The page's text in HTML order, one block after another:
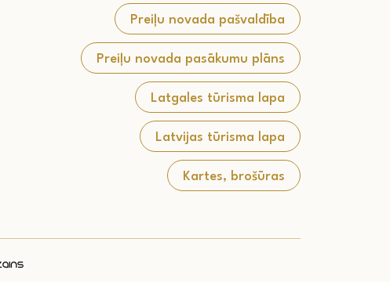
Preiļu novada pašvaldība
Preiļu novada pasākumu plāns
Latgales tūrisma lapa
Latvijas tūrisma lapa
Kartes, brošūras